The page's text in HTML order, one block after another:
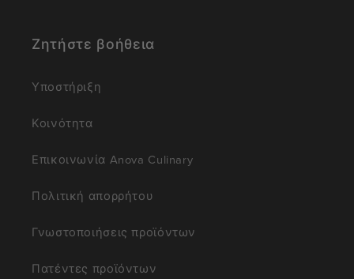
Ζητήστε βοήθεια
Υποστήριξη
Κοινότητα
Επικοινωνία Anova Culinary
Πολιτική απορρήτου
Γνωστοποιήσεις προϊόντων
Πατέντες προϊόντων